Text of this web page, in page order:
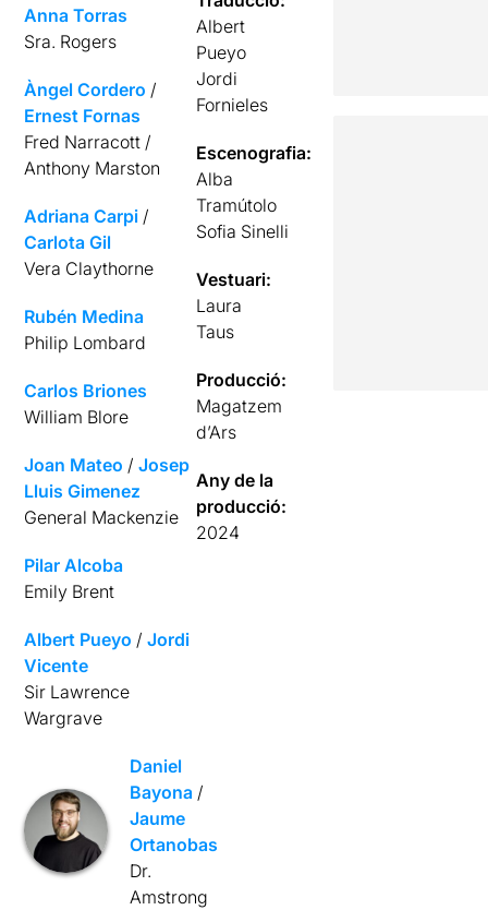
Anna Torras
Sra. Rogers
Àngel Cordero /
Ernest Fornas
Fred Narracott /
Anthony Marston
Adriana Carpi /
Carlota Gil
Vera Claythorne
Rubén Medina
Philip Lombard
Carlos Briones
William Blore
Joan Mateo /Josep
Lluis Gimenez
General Mackenzie
Pilar Alcoba
Emily Brent
Albert Pueyo /Jordi
Vicente
Sir Lawrence
Wargrave
Daniel
Bayona /
Jaume
Ortanobas
Dr.
Amstrong
Albert
Pueyo
Jordi
Fornieles
Escenografia:
Alba
Tramútolo
Sofia Sinelli
Vestuari:
Laura
Taus
Producció:
Magatzem
d’Ars
Any de la
producció:
2024